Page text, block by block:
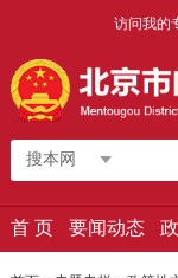
访问我的
搜本网
首 页 要闻动态